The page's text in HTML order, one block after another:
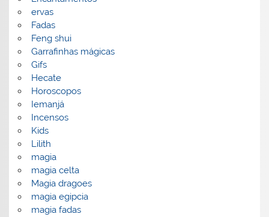
ervas
Fadas
Feng shui
Garrafinhas mágicas
Gifs
Hecate
Horoscopos
Iemanjá
Incensos
Kids
Lilith
magia
magia celta
Magia dragoes
magia egipcia
magia fadas